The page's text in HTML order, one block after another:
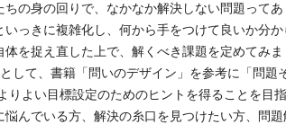
ちの身の回りで、なかなか解決しない問題って
っきに複雑化し、何から手をつけて良いか分か
を捉え直した上で、解くべき課題を定めてみま
して、書籍「問いのデザイン」を参考に「問
りよい目標設定のためのヒントを得ることを目指
悩んでいる方、解決の糸口を見つけたい方、問